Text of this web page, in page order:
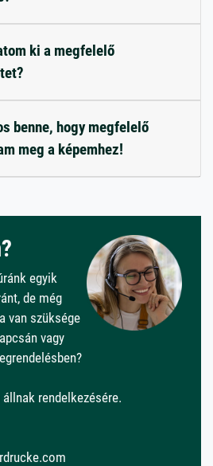
ki a megfelelő
benne, hogy megfelelő
meg a képemhez!
egyik
de még
van szüksége
vagy
rendelkezésére.